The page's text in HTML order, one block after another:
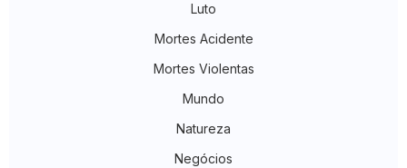
Luto
Mortes Acidente
Mortes Violentas
Mundo
Natureza
Negócios